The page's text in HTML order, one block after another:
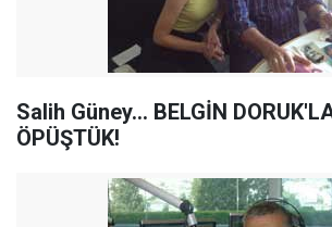
Salih Güney... BELGİN
ÖPÜŞTÜK!